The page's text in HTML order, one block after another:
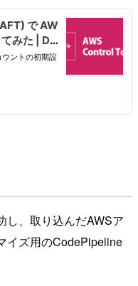
し、取り込んだAWSア
イズ用のCodePipeline